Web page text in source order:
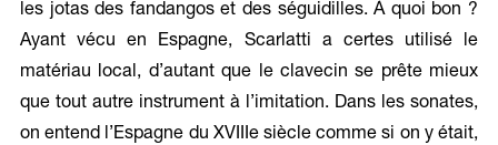
les jotas des fandangos et des séguidilles. À quoi bon ?
Ayant vécu en Espagne, Scarlatti a certes utilisé le
matériau local, d’autant que le clavecin se prête mieux
que tout autre instrument à l’imitation. Dans les sonates,
on entend l’Espagne du XVIIIe siècle comme si on y était,